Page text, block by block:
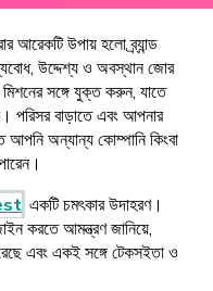
উপায় হলো ব্র্যান্ড
উদ্দেশ্য ও অবস্থান জোর
সঙ্গে যুক্ত করুন, যাতে
পরিসর বাড়াতে এবং আপনার
অন্যান্য কোম্পানি কিংবা
একটি চমৎকার উদাহরণ।
করতে আমন্ত্রণ জানিয়ে,
এবং একই সঙ্গে টেকসইতা ও